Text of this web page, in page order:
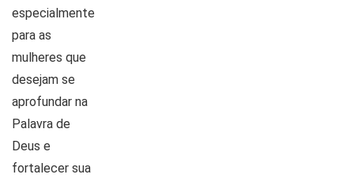
especialmente
para as
mulheres que
desejam se
aprofundar na
Palavra de
Deus e
fortalecer sua